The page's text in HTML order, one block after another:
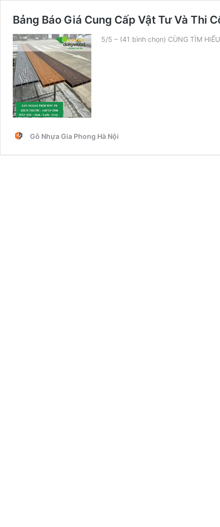
Bảng Báo Giá Cung Cấp Vật Tư Và Thi
5/5 – (41 bình chọn) CÙNG TÌM
Gỗ Nhựa Gia Phong Hà Nội